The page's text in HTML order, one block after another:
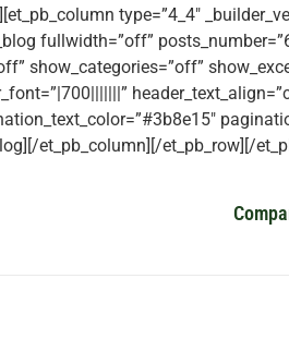
type=”4_4″
fullwidth=”off”
show_categories=”off”
et_pb_column][/et_pb_row][/